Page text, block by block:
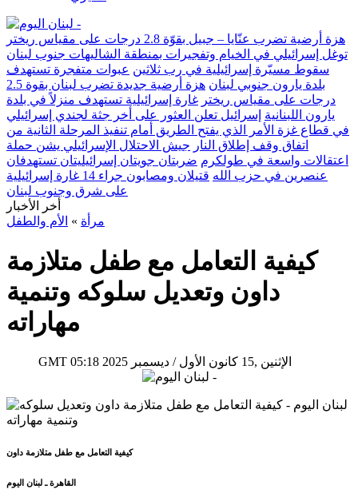
هزة أرضية تضرب عنّايا – جبيل بقوّة 2.8 درجات على مقياس ريختر
توغل إسرائيلي في الخيام وتفجيرات بمنطقة الشاليهات جنوب لبنان
سقوط مسيّرة إسرائيلية في رب ثلاثين عبوات متفجرة تستهدف
بلدة يارون جنوبي لبنان
هزة أرضية جديدة تضرب لبنان بقوة 2.5
درجات على مقياس ريختر غارة إسرائيلية تستهدف منزلاً في بلدة
يارون اللبنانية إسرائيل تعلن العثور على أخر جثة لجندي إسرائيلي
في قطاع غزة الأمر الذي يفتح الطريق أمام تنفيذ المرحلة الثانية من
اتفاق وقف إطلاق النار جيش الاحتلال الإسرائيلي يشن حملة
اعتقالات واسعة في طولكرم ضربتان جويتان إسرائيليتان تستهدفان
عنصرين في حزب الله
قتيلان ومصابون جراء 14 غارة إسرائيلية
على شرق وجنوب لبنان
أخر الأخبار
مرأة » الأم والطفل
كيفية التعامل مع طفل متلازمة
داون وتعديل سلوكه وتنمية
مهاراته
GMT 05:18 2025 الإثنين ,15 كانون الأول / ديسمبر
كيفية التعامل مع طفل متلازمة داون
القاهرة ـ لبنان اليوم